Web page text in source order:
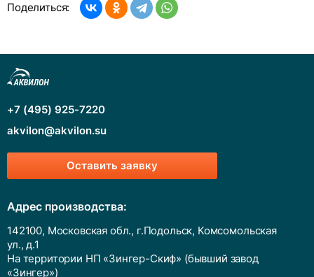
Поделиться:
Оставить заявку
+7 (495) 925-7220
akvilon@akvilon.su
Адрес производства:
142100, Московская обл., г.Подольск, Комсомольская
ул., д.1
На территории НП «Зингер-Скиф» (бывший завод
«Зингер»)